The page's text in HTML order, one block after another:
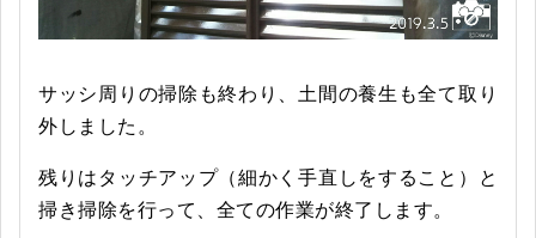
サッシ周りの掃除も終わり、土間の養生も全て取り
外しました。
残りはタッチアップ（細かく手直しをすること）と
掃き掃除を行って、全ての作業が終了します。